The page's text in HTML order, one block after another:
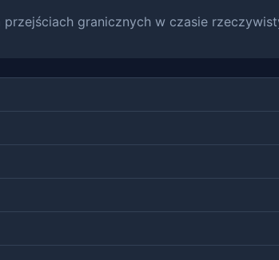
granicznych w czasie